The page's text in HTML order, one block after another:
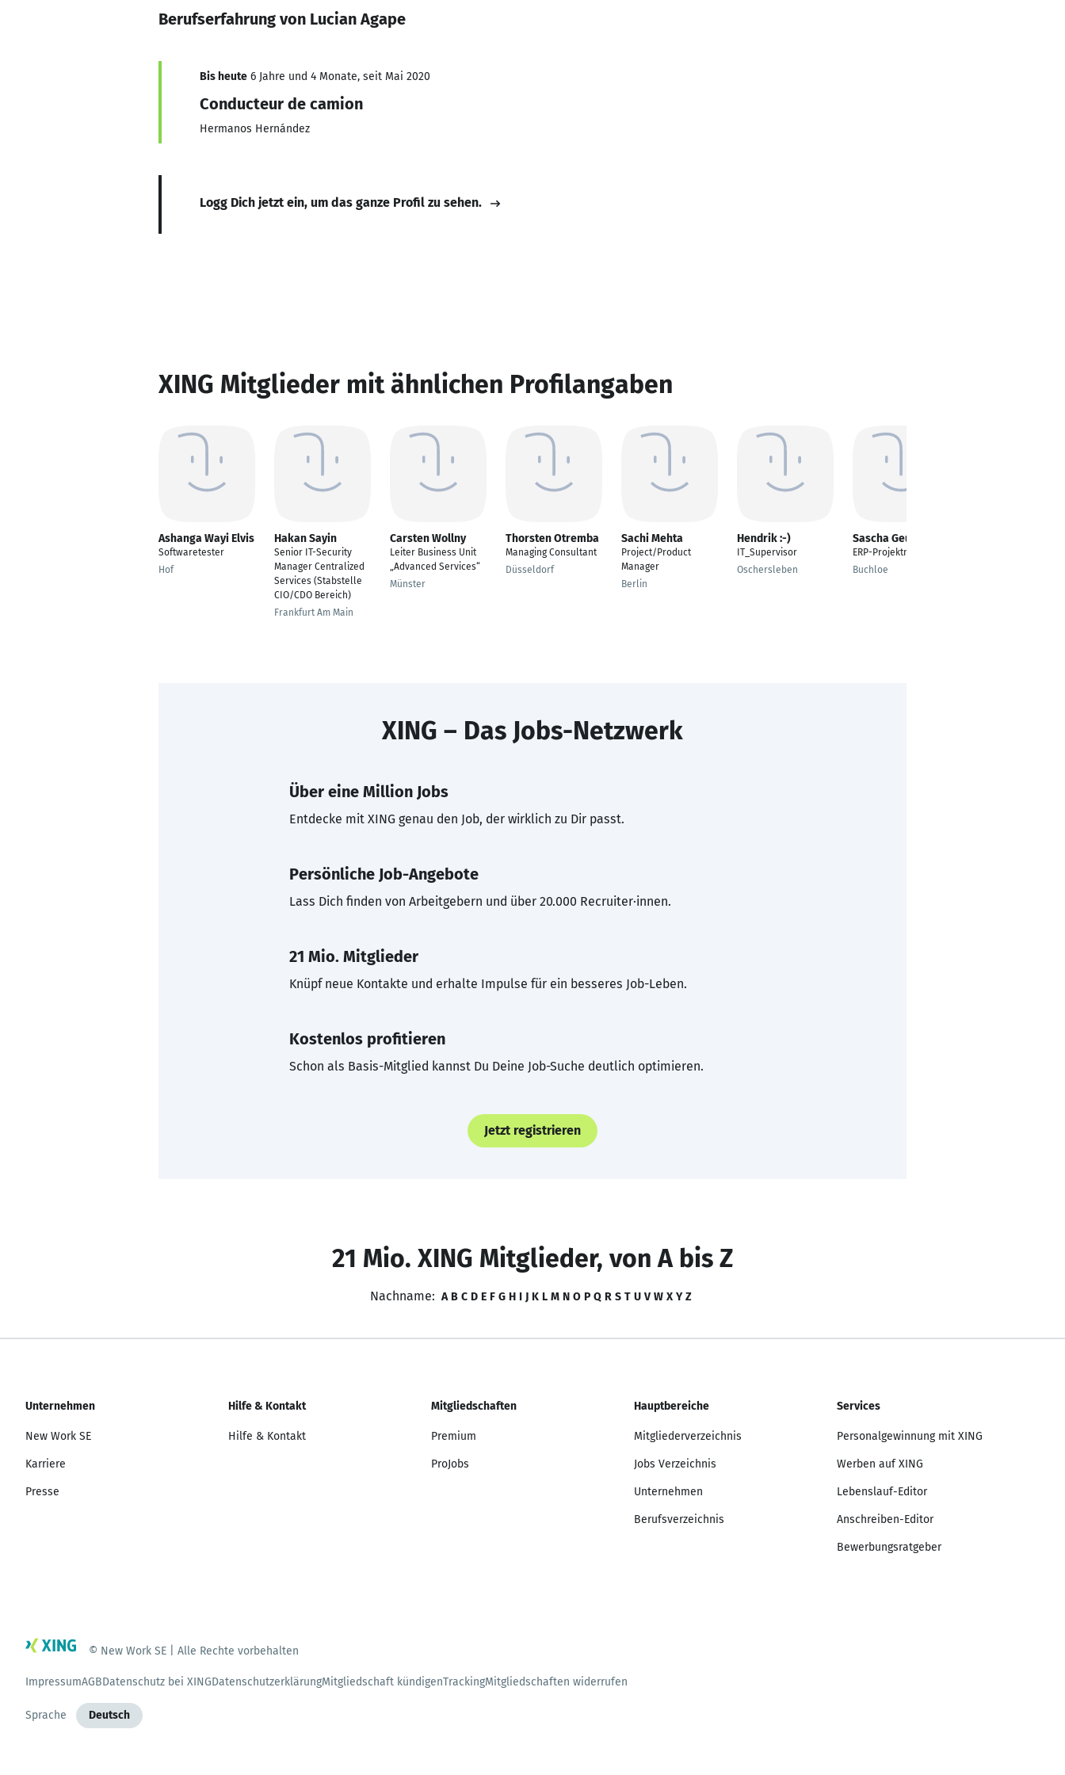
Berufserfahrung von Lucian Agape
Bis heute 6 Jahre und 4 Monate, seit Mai 2020
Conducteur de camion
Hermanos Hernández
Logg Dich jetzt ein, um das ganze Profil zu sehen.
XING Mitglieder mit ähnlichen Profilangaben
Ashanga Wayi Elvis
Softwaretester
Hof
Hakan Sayin
Senior IT-Security
Manager Centralized
Services (Stabstelle
CIO/CDO Bereich)
Frankfurt Am Main
Carsten Wollny
Leiter Business Unit
„Advanced Services“
Münster
Thorsten Otremba
Managing Consultant
Düsseldorf
Sachi Mehta
Project/Product
Manager
Berlin
Hendrik :-)
IT_Supervisor
Oschersleben
Sascha Geus
ERP-Projektmanager
Buchloe
XING – Das Jobs-Netzwerk
Über eine Million Jobs
Entdecke mit XING genau den Job, der wirklich zu Dir passt.
Persönliche Job-Angebote
Lass Dich finden von Arbeitgebern und über 20.000 Recruiter·innen.
21 Mio. Mitglieder
Knüpf neue Kontakte und erhalte Impulse für ein besseres Job-Leben.
Kostenlos profitieren
Schon als Basis-Mitglied kannst Du Deine Job-Suche deutlich optimieren.
Jetzt registrieren
21 Mio. XING Mitglieder, von A bis Z
Nachname: A B C D E F G H I J K L M N O P Q R S T U V W X Y Z
Unternehmen
New Work SE
Karriere
Presse
Hilfe & Kontakt
Hilfe & Kontakt
Mitgliedschaften
Premium
ProJobs
Hauptbereiche
Mitgliederverzeichnis
Jobs Verzeichnis
Unternehmen
Berufsverzeichnis
Services
Personalgewinnung mit XING
Werben auf XING
Lebenslauf-Editor
Anschreiben-Editor
Bewerbungsratgeber
© New Work SE | Alle Rechte vorbehalten
ImpressumAGBDatenschutz bei XINGDatenschutzerklärungMitgliedschaft kündigenTrackingMitgliedschaften widerrufen
Sprache Deutsch